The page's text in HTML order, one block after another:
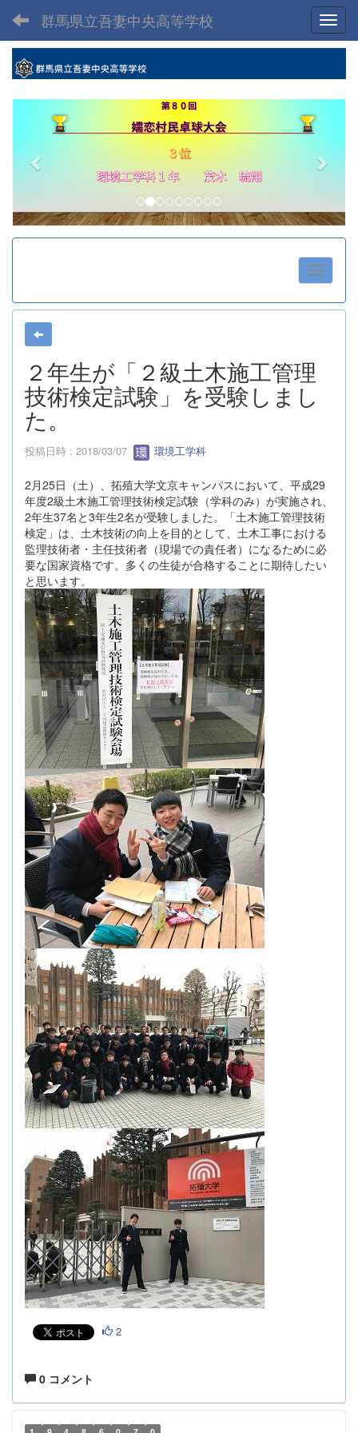
群馬県立吾妻中央高等学校
e
v
o
u
x
t
２年生が「２級土木施工管理
技術検定試験」を受験しまし
た。
投稿日時 : 2018/03/07 環境工学科
2月25日（土）、拓殖大学文京キャンパスにおいて、平成29
年度2級土木施工管理技術検定試験（学科のみ）が実施され、
2年生37名と3年生2名が受験しました。「土木施工管理技術
検定」は、土木技術の向上を目的として、土木工事における
監理技術者・主任技術者（現場での責任者）になるために必
要な国家資格です。多くの生徒が合格することに期待したい
と思います。
2
0 コメント